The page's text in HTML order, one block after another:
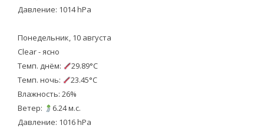
Давление: 1014 hPa
Понедельник, 10 августа
Clear - ясно
Темп. днём:
29.89°C
Темп. ночь:
23.45°C
Влажность: 26%
Ветер:
6.24 м.с.
Давление: 1016 hPa